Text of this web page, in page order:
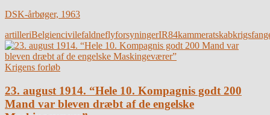
DSK-årbøger, 1963
artilleriBelgiencivilefaldneflyforsyningerIR84kammeratskab
Krigens forløb
23. august 1914. “Hele 10. Kompagnis godt 200
Mand var bleven dræbt af de engelske